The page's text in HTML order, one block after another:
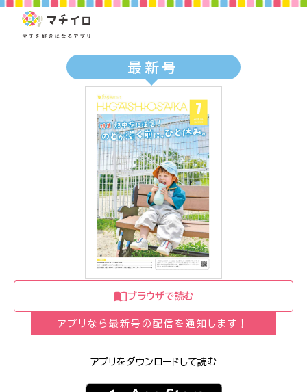
最新号
ブラウザで読む
アプリなら最新号の配信を通知します！
アプリをダウンロードして読む